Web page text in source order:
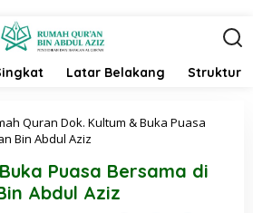
Latar Belakang Struktur
Quran Dok. Kultum & Buka Puasa
Bin Abdul Aziz
Puasa Bersama di
Abdul Aziz